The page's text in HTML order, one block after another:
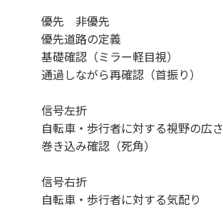
優先 非優先
優先道路の定義
基礎確認（ミラー軽目視）
通過しながら再確認（首振り）
信号左折
自転車・歩行者に対する視野の広さ
巻き込み確認（死角）
信号右折
自転車・歩行者に対する気配り